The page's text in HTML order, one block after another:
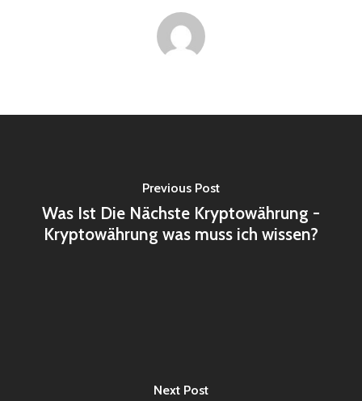
Previous Post
Was Ist Die Nächste Kryptowährung -
Kryptowährung was muss ich wissen?
Next Post